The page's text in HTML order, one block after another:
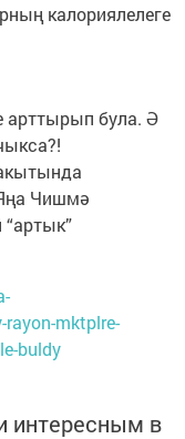
калориялелеге
була. Ә
Чишмә
rayon-mktplre-
buldy
интересным в